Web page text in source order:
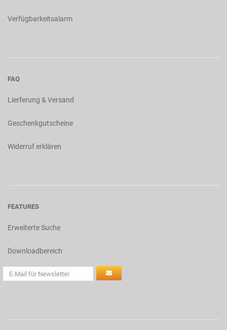
Verfügbarkeitsalarm
FAQ
Lierferung & Versand
Geschenkgutscheine
Widerruf erklären
FEATURES
Erweiterte Suche
Downloadbereich